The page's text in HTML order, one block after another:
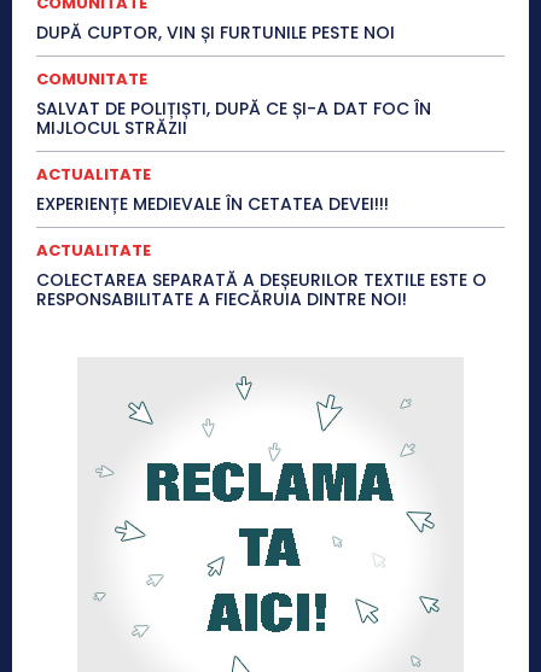
DUPĂ CUPTOR, VIN ȘI FURTUNILE PESTE NOI
COMUNITATE
SALVAT DE POLIȚIȘTI, DUPĂ CE ȘI-A DAT FOC ÎN
MIJLOCUL STRĂZII
ACTUALITATE
EXPERIENȚE MEDIEVALE ÎN CETATEA DEVEI!!!
ACTUALITATE
COLECTAREA SEPARATĂ A DEȘEURILOR TEXTILE ESTE O
RESPONSABILITATE A FIECĂRUIA DINTRE NOI!